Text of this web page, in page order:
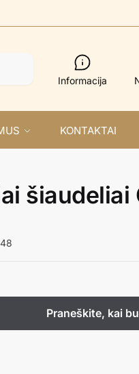
Informacija
KONTAKTAI
šiaudeliai